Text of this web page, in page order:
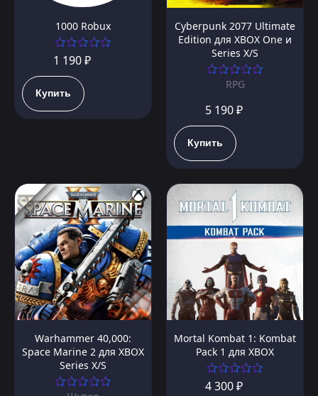
1000 Robux
1 190 ₽
Купить
Cyberpunk 2077 Ultimate
Edition для XBOX One и
Series X/S
RPG
5 190 ₽
Купить
Warhammer 40,000:
Space Marine 2 для XBOX
Series X/S
Mortal Kombat 1: Kombat
Pack 1 для XBOX
4 300 ₽